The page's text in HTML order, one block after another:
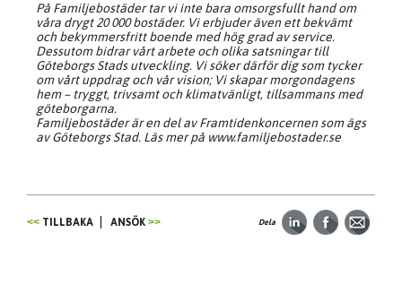
På Familjebostäder tar vi inte bara omsorgsfullt hand om
våra drygt 20 000 bostäder. Vi erbjuder även ett bekvämt
och bekymmersfritt boende med hög grad av service.
Dessutom bidrar vårt arbete och olika satsningar till
Göteborgs Stads utveckling. Vi söker därför dig som tycker
om vårt uppdrag och vår vision; Vi skapar morgondagens
hem – tryggt, trivsamt och klimatvänligt, tillsammans med
göteborgarna.
Familjebostäder är en del av Framtidenkoncernen som ägs
av Göteborgs Stad. Läs mer på www.familjebostader.se
TILLBAKA ANSÖK Dela